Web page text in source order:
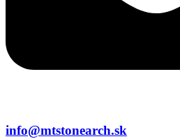
info@mtstonearch.sk